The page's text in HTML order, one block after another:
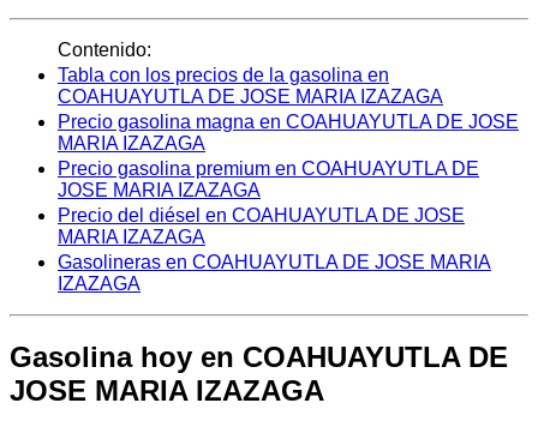
Contenido:
Tabla con los precios de la gasolina en
COAHUAYUTLA DE JOSE MARIA IZAZAGA
Precio gasolina magna en COAHUAYUTLA DE JOSE
MARIA IZAZAGA
Precio gasolina premium en COAHUAYUTLA DE
JOSE MARIA IZAZAGA
Precio del diésel en COAHUAYUTLA DE JOSE
MARIA IZAZAGA
Gasolineras en COAHUAYUTLA DE JOSE MARIA
IZAZAGA
Gasolina hoy en COAHUAYUTLA DE
JOSE MARIA IZAZAGA